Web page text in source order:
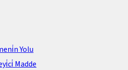
Yolu
Madde